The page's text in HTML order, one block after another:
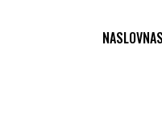
NASLOVNA